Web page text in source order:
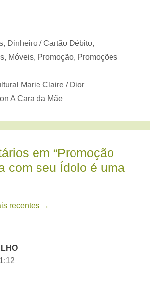
, Dinheiro / Cartão Débito,
Móveis, Promoção, Promoções
Marie Claire / Dior
A Cara da Mãe
em “Promoção
com seu Ídolo é uma
recentes →